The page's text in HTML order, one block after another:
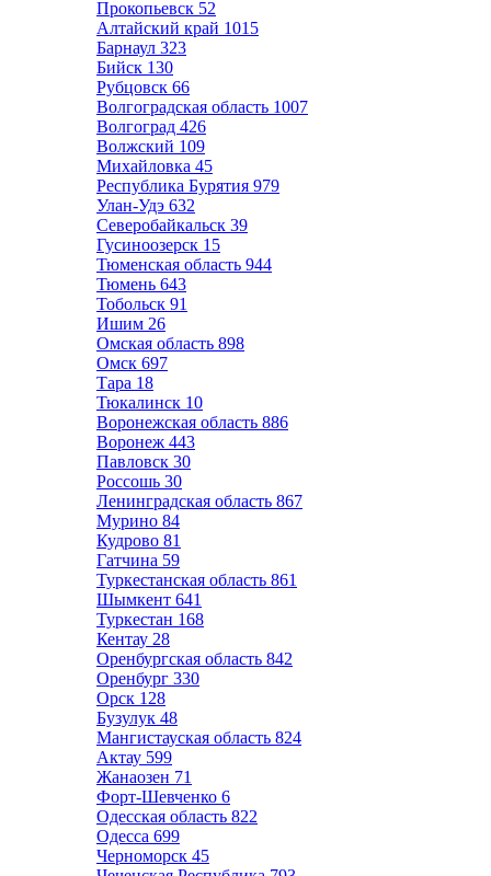
Прокопьевск 52
Алтайский край 1015
Барнаул 323
Бийск 130
Рубцовск 66
Волгоградская область 1007
Волгоград 426
Волжский 109
Михайловка 45
Республика Бурятия 979
Улан-Удэ 632
Северобайкальск 39
Гусиноозерск 15
Тюменская область 944
Тюмень 643
Тобольск 91
Ишим 26
Омская область 898
Омск 697
Тара 18
Тюкалинск 10
Воронежская область 886
Воронеж 443
Павловск 30
Россошь 30
Ленинградская область 867
Мурино 84
Кудрово 81
Гатчина 59
Туркестанская область 861
Шымкент 641
Туркестан 168
Кентау 28
Оренбургская область 842
Оренбург 330
Орск 128
Бузулук 48
Мангистауская область 824
Актау 599
Жанаозен 71
Форт-Шевченко 6
Одесская область 822
Одесса 699
Черноморск 45